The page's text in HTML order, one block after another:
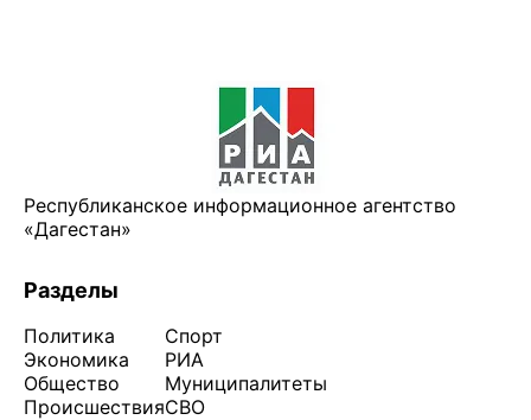
Республиканское информационное агентство
«Дагестан»
Разделы
Политика
Экономика
Общество
Происшествия
Спорт
РИА
Муниципалитеты
СВО